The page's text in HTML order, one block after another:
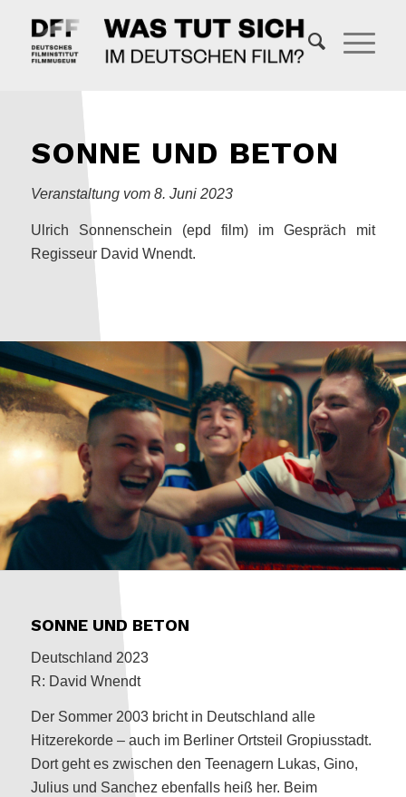
SONNE UND BETON
Veranstaltung vom 8. Juni 2023
Ulrich Sonnenschein (epd film) im Gespräch mit
Regisseur David Wnendt.
SONNE UND BETON
Deutschland 2023
R: David Wnendt
Der Sommer 2003 bricht in Deutschland alle
Hitzerekorde – auch im Berliner Ortsteil Gropiusstadt.
Dort geht es zwischen den Teenagern Lukas, Gino,
Julius und Sanchez ebenfalls heiß her. Beim